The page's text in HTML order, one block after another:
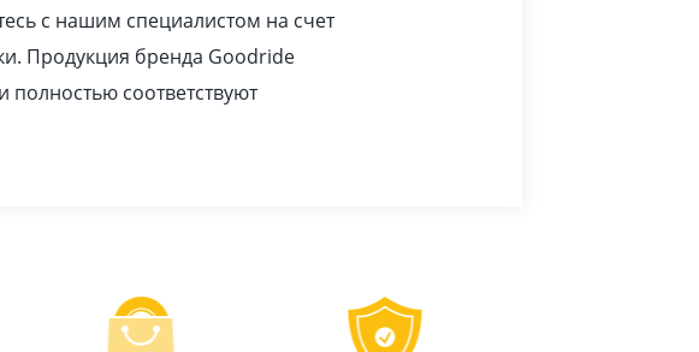
с нашим специалистом на счет
Продукция бренда Goodride
полностью соответствуют